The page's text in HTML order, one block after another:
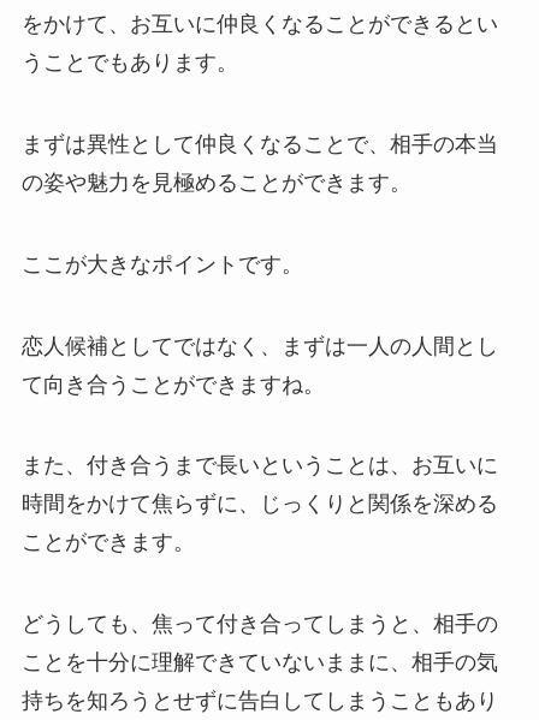
をかけて、お互いに仲良くなることができるとい
うことでもあります。
まずは異性として仲良くなることで、相手の本当
の姿や魅力を見極めることができます。
ここが大きなポイントです。
恋人候補としてではなく、まずは一人の人間とし
て向き合うことができますね。
また、付き合うまで長いということは、お互いに
時間をかけて焦らずに、じっくりと関係を深める
ことができます。
どうしても、焦って付き合ってしまうと、相手の
ことを十分に理解できていないままに、相手の気
持ちを知ろうとせずに告白してしまうこともあり